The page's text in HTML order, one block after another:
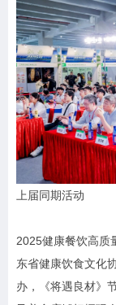
上届同期活动
2025健康餐饮高质
东省健康饮食文化
办，《将遇良材》